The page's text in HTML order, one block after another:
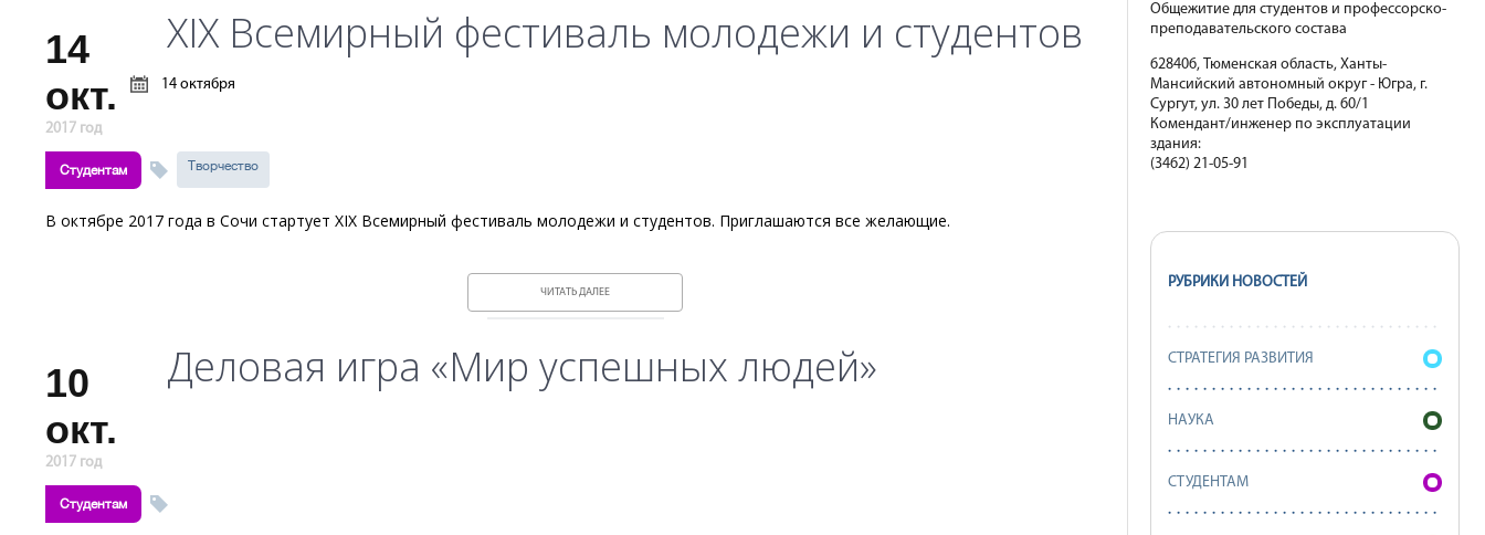
14
окт.
2017 год
XIX Всемирный фестиваль молодежи и студентов
14 октября
Студентам Творчество
В октябре 2017 года в Сочи стартует XIX Всемирный фестиваль молодежи и студентов. Приглашаются все желающие.
ЧИТАТЬ ДАЛЕЕ
10
окт.
2017 год
Деловая игра «Мир успешных людей»
Студентам
Общежитие для студентов и профессорско-
преподавательского состава
628406, Тюменская область, Ханты-
Мансийский автономный округ - Югра, г.
Сургут, ул. 30 лет Победы, д. 60/1
Комендант/инженер по эксплуатации
здания:
(3462) 21-05-91
РУБРИКИ НОВОСТЕЙ
СТРАТЕГИЯ РАЗВИТИЯ
НАУКА
СТУДЕНТАМ